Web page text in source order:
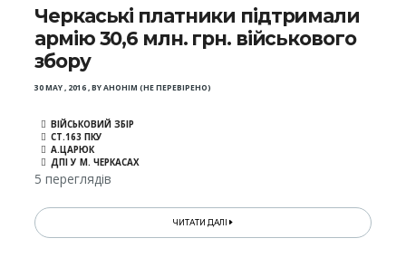
Черкаські платники підтримали
армію 30,6 млн. грн. військового
збору
30 MAY , 2016,BYАНОНІМ (НЕ ПЕРЕВІРЕНО)
ВІЙСЬКОВИЙ ЗБІР
СТ.163 ПКУ
А.ЦАРЮК
ДПІ У М. ЧЕРКАСАХ
5 переглядів
ЧИТАТИ ДАЛІ